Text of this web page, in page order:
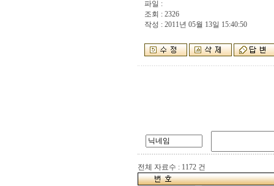
파일 :
조회 : 2326
작성 : 2011년 05월 13일 15:40:50
전체 자료수 : 1172 건